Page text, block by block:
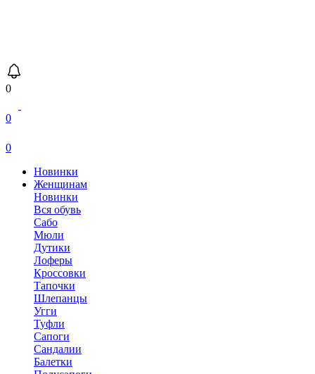
0
0
0
Новинки
Женщинам
Новинки
Вся обувь
Сабо
Мюли
Дутики
Лоферы
Кроссовки
Тапочки
Шлепанцы
Угги
Туфли
Сапоги
Сандалии
Балетки